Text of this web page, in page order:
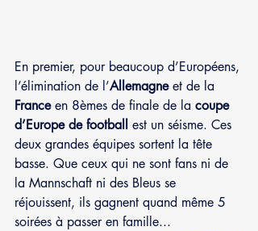
En premier, pour beaucoup d’Européens,
l’élimination de l’Allemagne et de la
France en 8èmes de finale de la coupe
d’Europe de football est un séisme. Ces
deux grandes équipes sortent la tête
basse. Que ceux qui ne sont fans ni de
la Mannschaft ni des Bleus se
réjouissent, ils gagnent quand même 5
soirées à passer en famille...